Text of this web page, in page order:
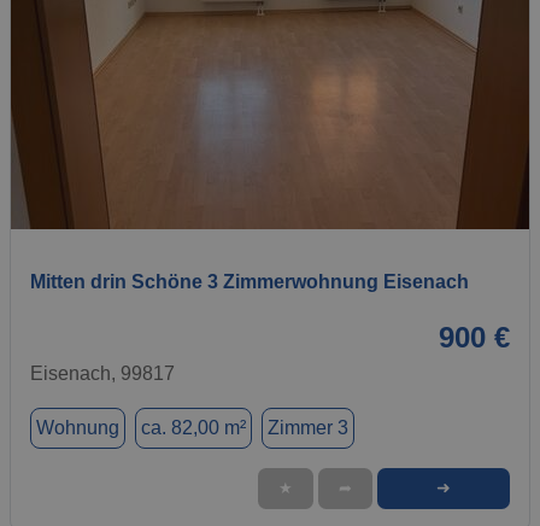
Mitten drin Schöne 3 Zimmerwohnung Eisenach
900 €
Eisenach, 99817
Wohnung ca. 82,00 m² Zimmer 3
★ ➦ ➜